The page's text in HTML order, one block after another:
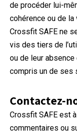
de procéder lui-
cohérence ou de
Crossfit SAFE ne
vis des tiers de
ou de leur
compris un de ses
Contactez-
Crossfit SAFE est
commentaires ou